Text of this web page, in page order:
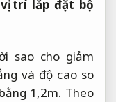
trí lắp đặt bộ
sao cho giảm
và độ cao so
1,2m. Theo